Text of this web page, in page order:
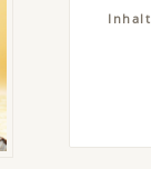
Inhalt